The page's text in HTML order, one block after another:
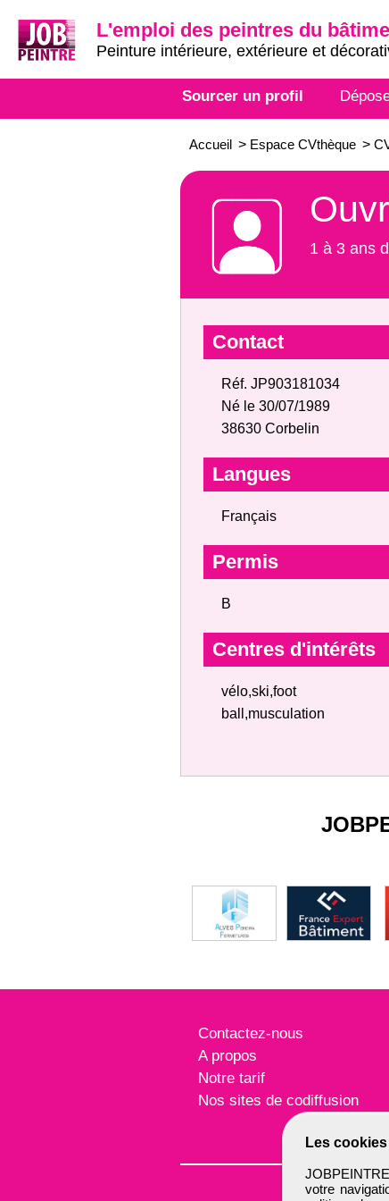
L'emploi des peintres du
Peinture intérieure, extérieure et
Sourcer un profil
Accueil > Espace CVthèque >
1 à 3 ans
Contact
Réf. JP903181034
Né le 30/07/1989
38630 Corbelin
Langues
Français
Permis
B
Centres d'intérêts
vélo,ski,foot
ball,musculation
Les
votre
Contactez-nous
A propos
Notre tarif
Nos sites de codiffusion